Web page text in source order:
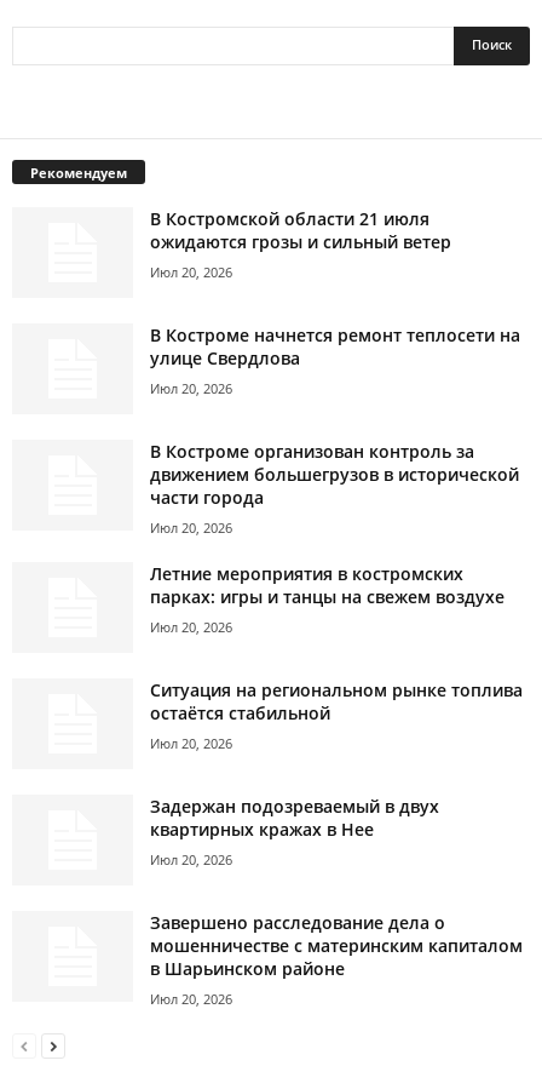
Рекомендуем
В Костромской области 21 июля
ожидаются грозы и сильный ветер
Июл 20, 2026
В Костроме начнется ремонт теплосети на
улице Свердлова
Июл 20, 2026
В Костроме организован контроль за
движением большегрузов в исторической
части города
Июл 20, 2026
Летние мероприятия в костромских
парках: игры и танцы на свежем воздухе
Июл 20, 2026
Ситуация на региональном рынке топлива
остаётся стабильной
Июл 20, 2026
Задержан подозреваемый в двух
квартирных кражах в Нее
Июл 20, 2026
Завершено расследование дела о
мошенничестве с материнским капиталом
в Шарьинском районе
Июл 20, 2026